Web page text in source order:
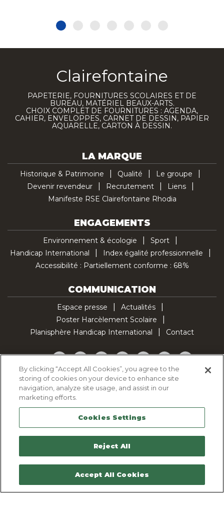
Clairefontaine
PAPETERIE, FOURNITURES SCOLAIRES ET DE
BUREAU, MATÉRIEL BEAUX-ARTS.
CHOIX COMPLET DE FOURNITURES : AGENDA,
CAHIER, ENVELOPPES, CARNET DE DESSIN, PAPIER
AQUARELLE, CARTON À DESSIN.
LA MARQUE
Historique & Patrimoine Qualité
Le groupe
Devenir revendeur
Recrutement
Liens
Manifeste RSE Clairefontaine Rhodia
ENGAGEMENTS
Environnement & écologie
Sport
Handicap International
Index égalité professionnelle
Accessibilité : Partiellement conforme : 68%
COMMUNICATION
Espace presse
Actualités
Poster Harcèlement Scolaire
Planisphère Handicap International
Contact
Facebook
TwitterYouTubePinterestInstagramLinkedInTikTok
Politique d'utilisation des cookies
Politique de confidentialité
Mentions légales
Plan du site
Contactez-nous
By clicking “Accept All Cookies”, you agree to the
storing of cookies on your device to enhance site
navigation, analyze site usage, and assist in our
marketing efforts.
Cookies Settings
Reject All
Accept All Cookies